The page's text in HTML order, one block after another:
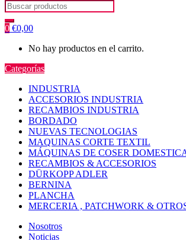
0 €0,00
No hay productos en el carrito.
Categorías
INDUSTRIA
ACCESORIOS INDUSTRIA
RECAMBIOS INDUSTRIA
BORDADO
NUEVAS TECNOLOGIAS
MAQUINAS CORTE TEXTIL
MÁQUINAS DE COSER
RECAMBIOS & ACCESORIOS
DÜRKOPP ADLER
BERNINA
PLANCHA
MERCERIA , PATCHWORK &
Nosotros
Noticias